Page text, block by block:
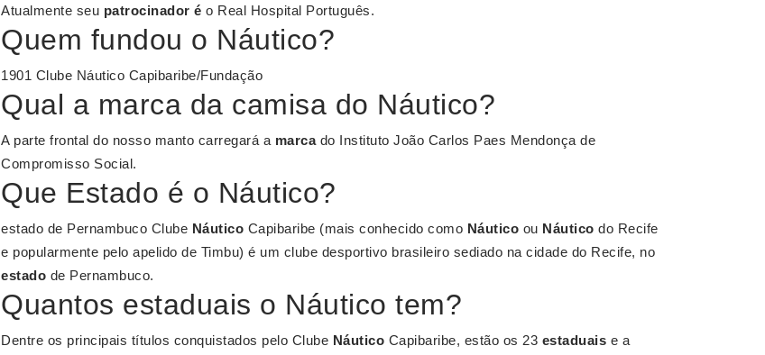
Atualmente seu patrocinador é o Real Hospital Português.
Quem fundou o Náutico?
1901 Clube Náutico Capibaribe/Fundação
Qual a marca da camisa do Náutico?
A parte frontal do nosso manto carregará a marcado Instituto João Carlos Paes Mendonça de
Compromisso Social.
Que Estado é o Náutico?
estado de Pernambuco Clube Náutico Capibaribe (mais conhecido como Náutico ou Náutico do Recife
e popularmente pelo apelido de Timbu) é um clube desportivo brasileiro sediado na cidade do Recife, no
estado de Pernambuco.
Quantos estaduais o Náutico tem?
Dentre os principais títulos conquistados pelo Clube Náutico Capibaribe, estão os 23 estaduais e a